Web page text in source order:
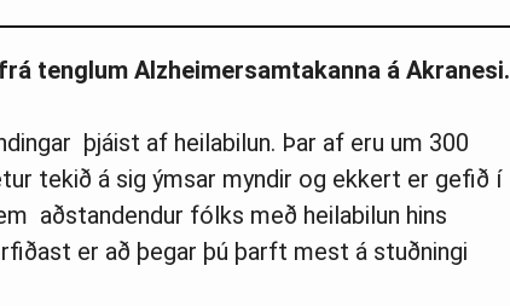
tenglum Alzheimersamtakanna á Akranesi.
þjáist af heilabilun. Þar af eru um 300
tekið á sig ýmsar myndir og ekkert er gefið í
aðstandendur fólks með heilabilun hins
er að þegar þú þarft mest á stuðningi